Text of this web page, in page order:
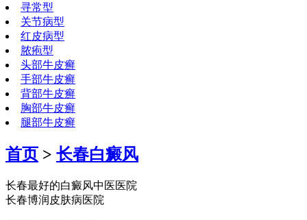
寻常型
关节病型
红皮病型
脓疱型
头部牛皮癣
手部牛皮癣
背部牛皮癣
胸部牛皮癣
腿部牛皮癣
首页 > 长春白癜风
长春最好的白癜风中医医院
长春博润皮肤病医院